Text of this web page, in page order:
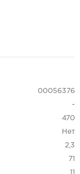
00056376
-
470
Нет
2,3
71